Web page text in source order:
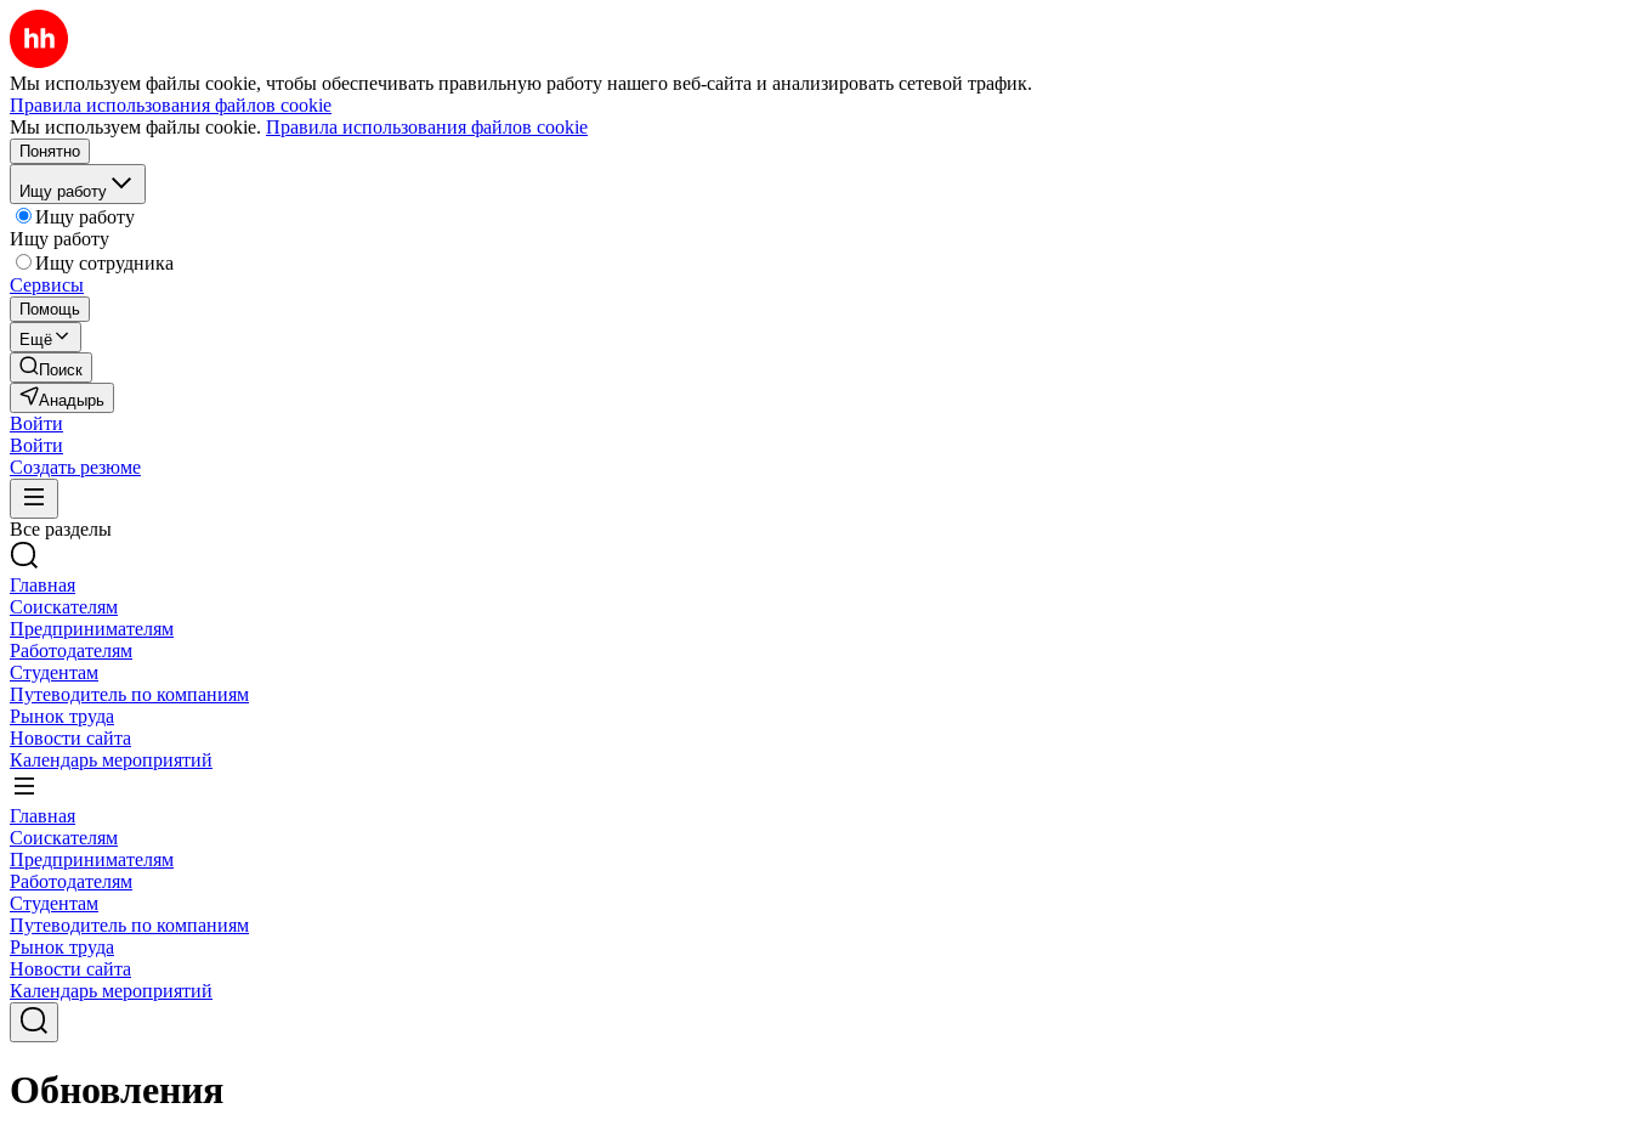
Мы используем файлы cookie, чтобы обеспечивать правильную работу нашего веб-сайта и анализировать сетевой трафик.
Правила использования файлов cookie
Мы используем файлы cookie. Правила использования файлов cookie
Понятно
Ищу работу
Ищу работу
Ищу работу
Ищу сотрудника
Сервисы
Помощь
Ещё
Поиск
Анадырь
Войти
Войти
Создать резюме
Все разделы
Главная
Соискателям
Предпринимателям
Работодателям
Студентам
Путеводитель по компаниям
Рынок труда
Новости сайта
Календарь мероприятий
Главная
Соискателям
Предпринимателям
Работодателям
Студентам
Путеводитель по компаниям
Рынок труда
Новости сайта
Календарь мероприятий
Обновления